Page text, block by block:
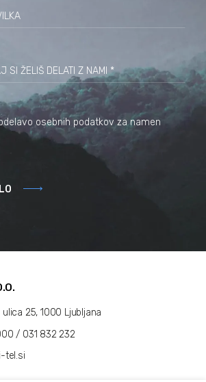
osebnih podatkov za namen
ulica 25, 1000 Ljubljana
/ 031 832 232
tel.si